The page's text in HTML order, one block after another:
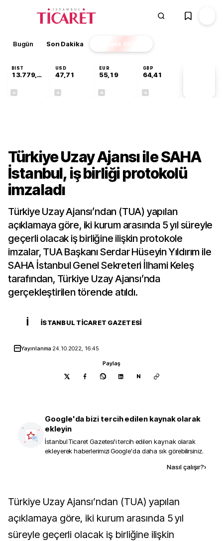
Bugün Son Dakika Finans EKSTRA
BIST
13.779,39
USD
47,71
EUR
55,19
GBP
64,41
Türkiye Uzay Ajansı ile SAHA
İstanbul, iş birliği protokolü
imzaladı
Türkiye Uzay Ajansı’ndan (TUA) yapılan
açıklamaya göre, iki kurum arasında 5 yıl süreyle
geçerli olacak iş birliğine ilişkin protokole
imzalar, TUA Başkanı Serdar Hüseyin Yıldırım ile
SAHA İstanbul Genel Sekreteri İlhami Keleş
tarafından, Türkiye Uzay Ajansı’nda
gerçekleştirilen törende atıldı.
İ İSTANBUL TICARET GAZETESI
Yayınlanma 24.10.2022, 16:45
Paylaş
N
Google'da bizi tercih edilen kaynak olarak
ekleyin
İstanbul Ticaret Gazetesi'i tercih edilen kaynak olarak
ekleyerek haberlerimizi Google'da daha sık görebilirsiniz.
Nasıl çalışır?›
Türkiye Uzay Ajansı’ndan (TUA) yapılan
açıklamaya göre, iki kurum arasında 5 yıl
süreyle geçerli olacak iş birliğine ilişkin